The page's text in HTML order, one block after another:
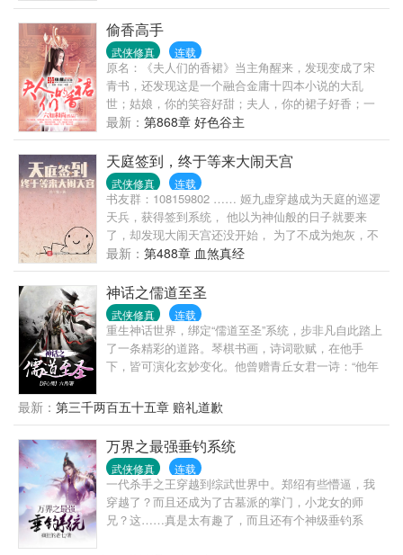
偷香高手
武侠修真 连载
原名：《夫人们的香裙》当主角醒来，发现变成了宋
青书，还发现这是一个融合金庸十四本小说的大乱
世；姑娘，你的笑容好甜；夫人，你的裙子好香；一
样的人物，却构成一个不一样的江湖
最新： 第868章 好色谷主
天庭签到，终于等来大闹天宫
武侠修真 连载
书友群：108159802 …… 姬九虚穿越成为天庭的巡逻
天兵，获得签到系统， 他以为神仙般的日子就要来
了，却发现大闹天宫还没开始， 为了不成为炮灰，不
被猴子一棒子砸死，姬九虚在天庭四处签到， 兜率宫
签到，获得九转金丹； 太清宫签到，获得一气化三
清； 凌霄宝殿签到，获得混沌不灭功。 …… 终于，
等到猴子出世了， “来，猴子，哥教你怎么大闹天
宫。”姬九虚笑眯眯的出现在猴子面前。
最新： 第488章 血煞真经
神话之儒道至圣
武侠修真 连载
重生神话世界，绑定“儒道至圣”系统，步非凡自此踏上
了一条精彩的道路。琴棋书画，诗词歌赋，在他手
下，皆可演化玄妙变化。他曾赠青丘女君一诗：“他年
青丘。五行山下，他曾写下：“天若压我，劈开那天，
若地拘我，踏碎那地，我等生来自由身，谁敢高高在
上。”于是，世上唯有齐天大圣，而无斗战胜佛。
最新： 第三千两百五十五章 赔礼道歉
万界之最强垂钓系统
武侠修真 连载
一代杀手之王穿越到综武世界中。郑绍有些懵逼，我
穿越了？而且还成为了古墓派的掌门，小龙女的师
兄？这……真是太有趣了，而且还有个神级垂钓系